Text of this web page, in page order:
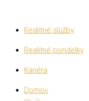
Realitné služby
Realitné pondelky
Kariéra
Domov